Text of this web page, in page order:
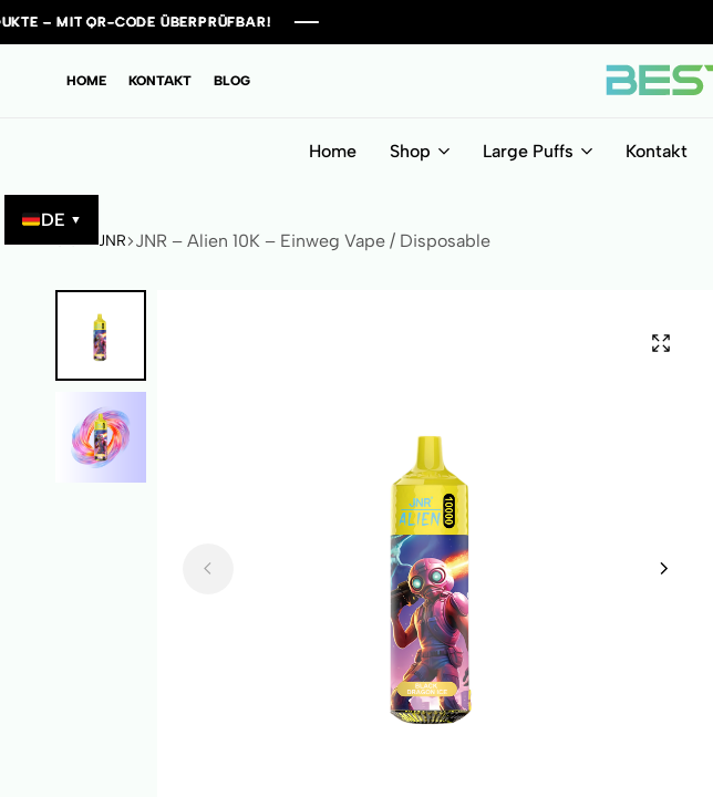
DE ▼
ÜBERPRÜFBAR!
ÜBERPRÜFBAR!
ÜBERPRÜFBAR!
ÜBERPRÜFBAR!
HOME KONTAKT BLOG
Home Shop Large Puffs Kontakt
Start JNR JNR – Alien 10K – Einweg Vape / Disposable